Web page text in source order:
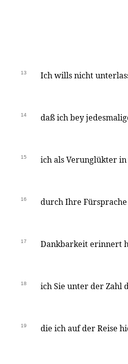
13 Ich wills nicht
14 daß ich bey
15 ich als Verunglükter
16 durch Ihre
17 Dankbarkeit erinnert
18 ich Sie unter der Zahl
19 die ich auf der Reise